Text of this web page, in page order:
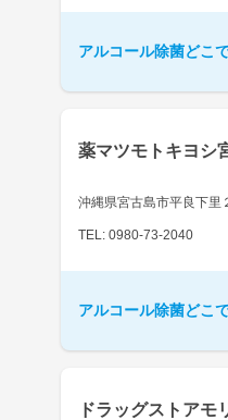
アルコール除菌どこ
薬マツモトキヨシ
沖縄県宮古島市平良下里
TEL: 0980-73-2040
アルコール除菌どこ
ドラッグストアモ